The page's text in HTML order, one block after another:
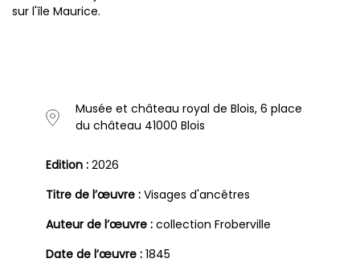
sur l'île Maurice.
Musée et château royal de Blois, 6 place
du château 41000 Blois
Edition : 2026
Titre de l’œuvre : Visages d'ancêtres
Auteur de l’œuvre : collection Froberville
Date de l’œuvre : 1845